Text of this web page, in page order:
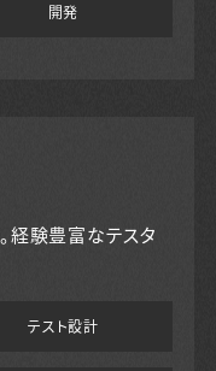
開発
経験豊富なテスタ
テスト設計